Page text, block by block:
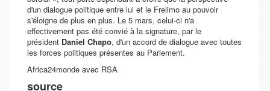
d'un dialogue politique entre lui et le Frelimo au pouvoir
s'éloigne de plus en plus. Le 5 mars, celui-ci n'a
effectivement pas été convié à la signature, par le
président Daniel Chapo, d'un accord de dialogue avec toutes
les forces politiques présentes au Parlement.
Africa24monde avec RSA
source